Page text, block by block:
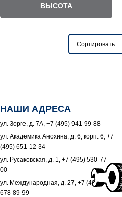
ВЫСОТА
НАШИ АДРЕСА
ул. Зорге, д. 7А, +7 (495) 941-99-88
ул. Академика Анохина, д. 6, корп. 6, +7
(495) 651-12-34
ул. Русаковская, д. 1, +7 (495) 530-77-
00
ул. Международная, д. 27, +7 (495)
678-89-99